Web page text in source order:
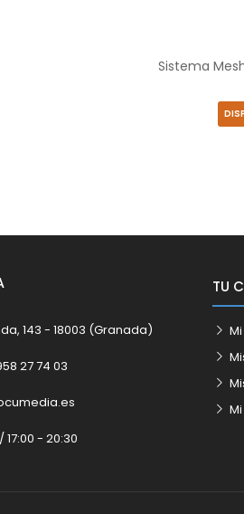
143 - 18003 (Granada)
27 74 03
17:00 - 20:30
TU